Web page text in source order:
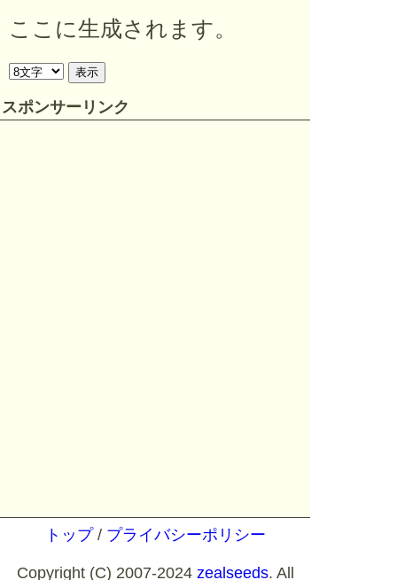
ここに生成されます。
スポンサーリンク
トップ/ プライバシーポリシー
Copyright (C) 2007-2024 zealseeds. All